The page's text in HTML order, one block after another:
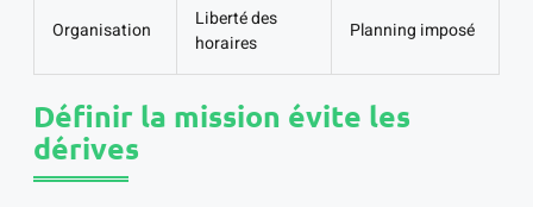
Organisation
Liberté des
horaires
Planning imposé
Définir la mission évite les
dérives